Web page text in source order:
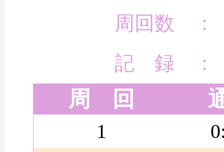
周回数 ：
記 録 ：
周 回
1